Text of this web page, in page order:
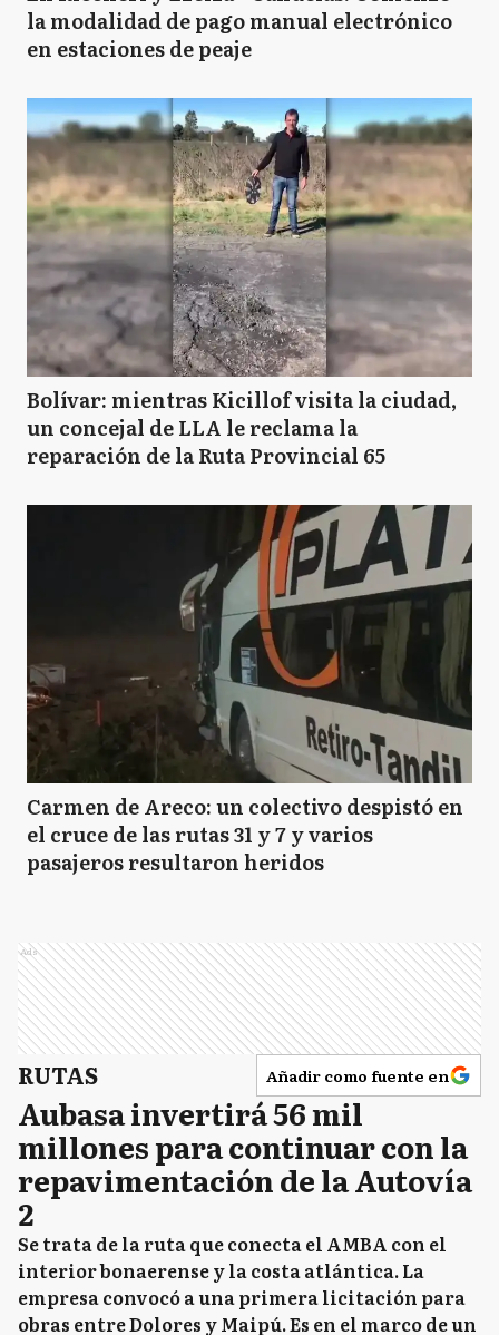
la modalidad de pago manual electrónico
en estaciones de peaje
Bolívar: mientras Kicillof visita la ciudad,
un concejal de LLA le reclama la
reparación de la Ruta Provincial 65
Carmen de Areco: un colectivo despistó en
el cruce de las rutas 31 y 7 y varios
pasajeros resultaron heridos
Ads
RUTAS Añadir como fuente en
Aubasa invertirá 56 mil
millones para continuar con la
repavimentación de la Autovía
2
Se trata de la ruta que conecta el AMBA con el
interior bonaerense y la costa atlántica. La
empresa convocó a una primera licitación para
obras entre Dolores y Maipú. Es en el marco de un